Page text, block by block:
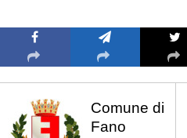
Comune di
Fano